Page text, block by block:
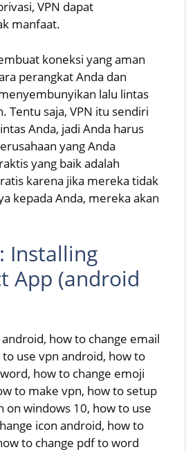
VPN dapat
manfaat.
koneksi yang aman
perangkat Anda dan
lalu lintas
Tentu saja, VPN itu sendiri
Anda, jadi Anda harus
yang Anda
yang baik adalah
karena jika mereka tidak
kepada Anda, mereka akan
Installing
App (android
how to change email
use vpn android, how to
how to change emoji
to make vpn, how to setup
on windows 10, how to use
icon android, how to
to change pdf to word